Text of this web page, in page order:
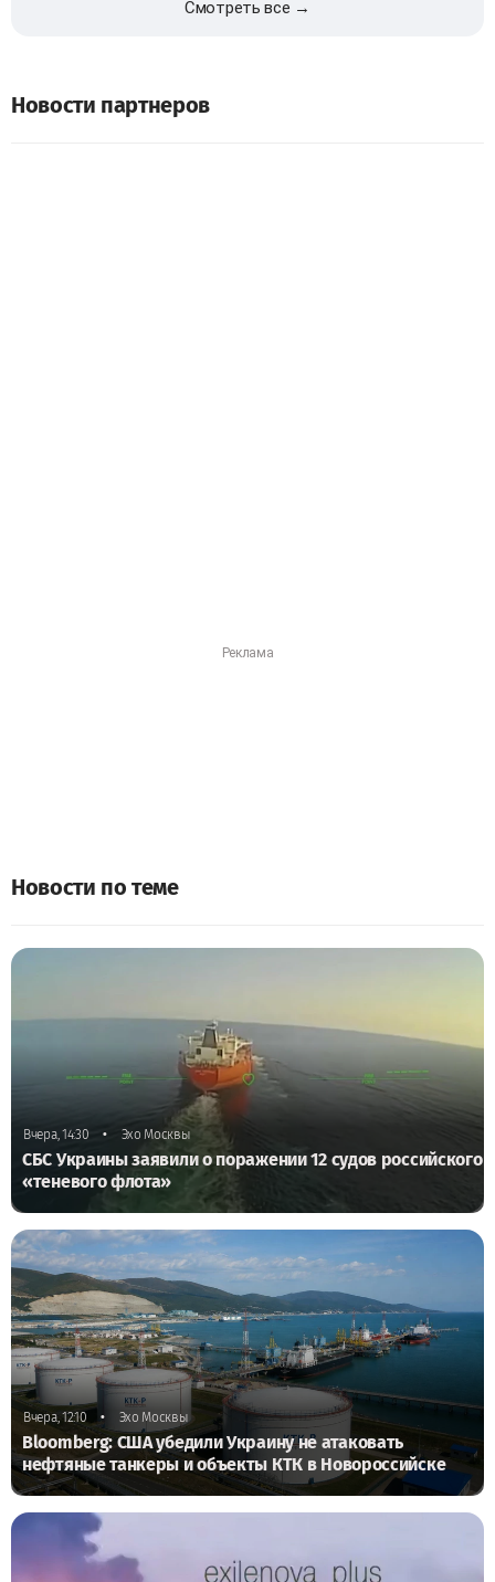
Смотреть все →
Новости партнеров
Новости по теме
Вчера, 14:30 • Эхо Москвы
СБС Украины заявили о поражении 12 судов российского
«теневого флота»
Вчера, 12:10 • Эхо Москвы
Bloomberg: США убедили Украину не атаковать
нефтяные танкеры и объекты КТК в Новороссийске